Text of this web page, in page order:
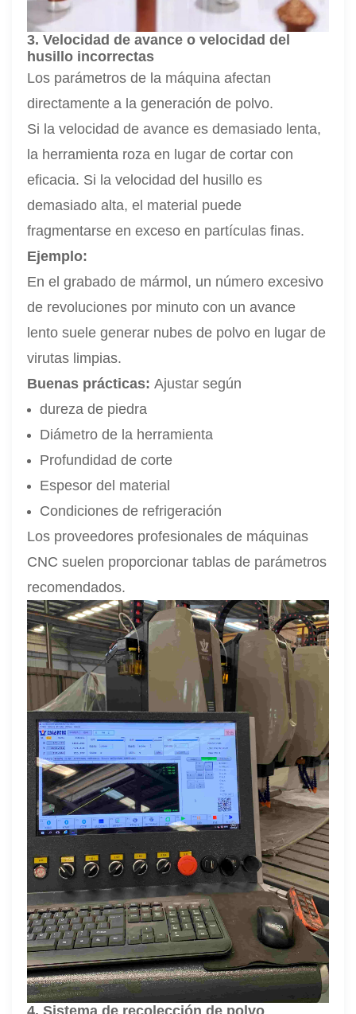
3. Velocidad de avance o velocidad del
husillo incorrectas
Los parámetros de la máquina afectan
directamente a la generación de polvo.
Si la velocidad de avance es demasiado lenta,
la herramienta roza en lugar de cortar con
eficacia. Si la velocidad del husillo es
demasiado alta, el material puede
fragmentarse en exceso en partículas finas.
Ejemplo:
En el grabado de mármol, un número excesivo
de revoluciones por minuto con un avance
lento suele generar nubes de polvo en lugar de
virutas limpias.
Buenas prácticas:Ajustar según
dureza de piedra
Diámetro de la herramienta
Profundidad de corte
Espesor del material
Condiciones de refrigeración
Los proveedores profesionales de máquinas
CNC suelen proporcionar tablas de parámetros
recomendados.
4. Sistema de recolección de polvo